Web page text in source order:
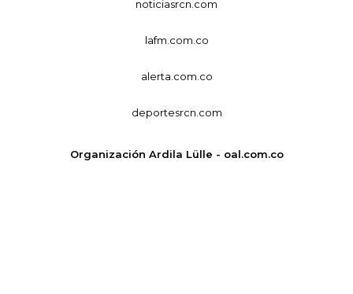
noticiasrcn.com
lafm.com.co
alerta.com.co
deportesrcn.com
Organización Ardila Lülle - oal.com.co